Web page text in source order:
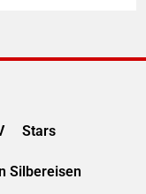
Stars
Silbereisen